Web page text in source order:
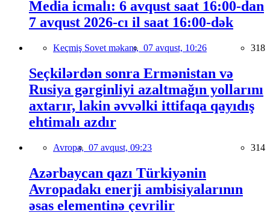
Media icmalı: 6 avqust saat 16:00-dan
7 avqust 2026-cı il saat 16:00-dək
Keçmiş Sovet məkanı, 07 avqust, 10:26 318
Seçkilərdən sonra Ermənistan və
Rusiya gərginliyi azaltmağın yollarını
axtarır, lakin əvvəlki ittifaqa qayıdış
ehtimalı azdır
Avropa, 07 avqust, 09:23 314
Azərbaycan qazı Türkiyənin
Avropadakı enerji ambisiyalarının
əsas elementinə çevrilir